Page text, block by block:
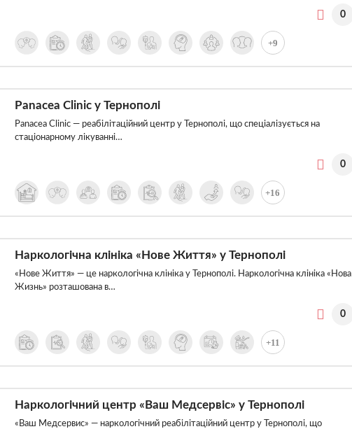
0
+9
Panacea Clinic у Тернополі
Panacea Clinic — реабілітаційний центр у Тернополі, що спеціалізується на
стаціонарному лікуванні…
0
+16
Наркологічна клініка «Нове Життя» у Тернополі
«Нове Життя» — це наркологічна клініка у Тернополі. Наркологічна клініка «Нова
Жизнь» розташована в…
0
+11
Наркологічний центр «Ваш Медсервіс» у Тернополі
«Ваш Медсервис» — наркологічний реабілітаційний центр у Тернополі, що